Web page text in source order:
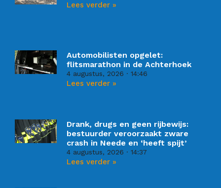
Lees verder »
Automobilisten opgelet:
flitsmarathon in de Achterhoek
4 augustus, 2026 14:46
Lees verder »
Drank, drugs en geen rijbewijs:
bestuurder veroorzaakt zware
crash in Neede en ‘heeft spijt’
4 augustus, 2026 14:37
Lees verder »